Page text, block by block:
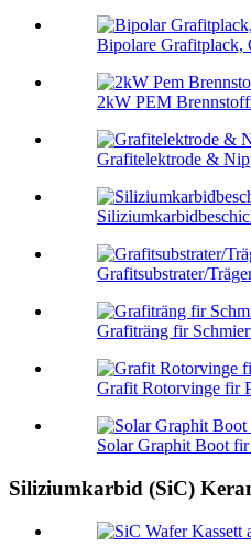
Bipolare Grafitplack,
2kW PEM
Grafitelektrode &
Grafitsubstrater/
Grafiträng fir
Grafit Rotorvinge fir
Solar Graphit Boot fir
Siliziumkarbid (SiC)